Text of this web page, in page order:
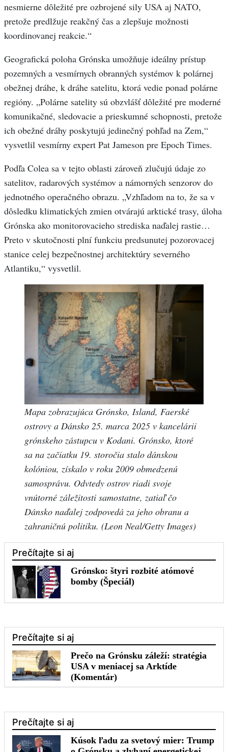
nesmierne dôležité pre ozbrojené sily USA aj NATO,
pretože predlžuje reakčný čas a zlepšuje možnosti
koordinovanej reakcie.“
Geografická poloha Grónska umožňuje ideálny prístup
pozemných a vesmírnych obranných systémov k polárnej
obežnej dráhe, k dráhe satelitu, ktorá vedie ponad polárne
regióny. „Polárne satelity sú obzvlášť dôležité pre moderné
komunikačné, sledovacie a prieskumné schopnosti, pretože
ich obežné dráhy poskytujú jedinečný pohľad na Zem,“
vysvetlil vesmírny expert Pat Jameson pre Epoch Times.
Podľa Colea sa v tejto oblasti zároveň zlučujú údaje zo
satelitov, radarových systémov a námorných senzorov do
jednotného operačného obrazu. „Vzhľadom na to, že sa v
dôsledku klimatických zmien otvárajú arktické trasy, úloha
Grónska ako monitorovacieho strediska naďalej rastie…
Preto v skutočnosti plní funkciu predsunutej pozorovacej
stanice celej bezpečnostnej architektúry severného
Atlantiku,“ vysvetlil.
Mapa zobrazujúca Grónsko, Island, Faerské
ostrovy a Dánsko 25. marca 2025 v kancelárii
grónskeho zástupcu v Kodani. Grónsko, ktoré
sa na začiatku 19. storočia stalo dánskou
kolóniou, získalo v roku 2009 obmedzenú
samosprávu. Odvtedy ostrov riadi svoje
vnútorné záležitosti samostatne, zatiaľ čo
Dánsko naďalej zodpovedá za jeho obranu a
zahraničnú politiku. (Leon Neal/Getty Images)